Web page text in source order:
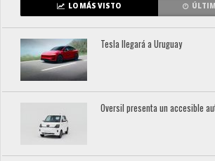
LO MÁS VISTO
Tesla llegará a Uruguay
Oversil presenta un accesible